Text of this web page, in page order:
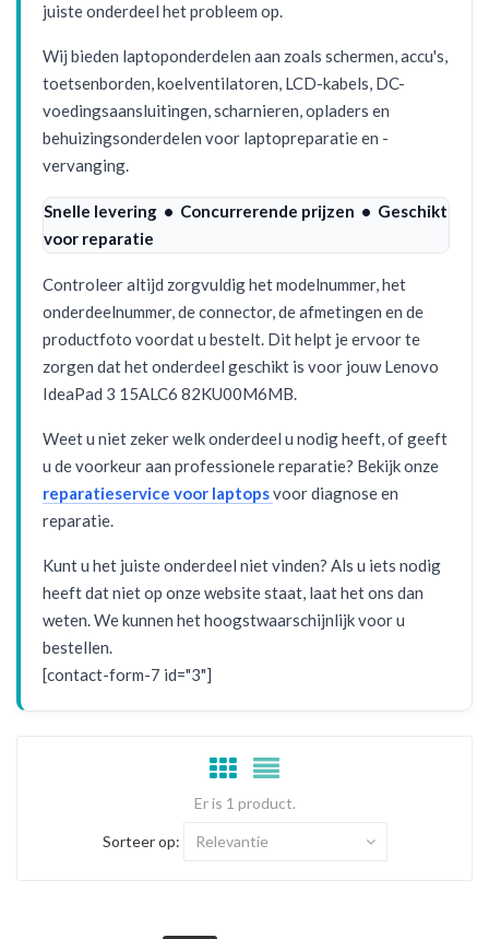
juiste onderdeel het probleem op.
Wij bieden laptoponderdelen aan zoals schermen, accu's,
toetsenborden, koelventilatoren, LCD-kabels, DC-
voedingsaansluitingen, scharnieren, opladers en
behuizingsonderdelen voor laptopreparatie en -
vervanging.
Snelle levering • Concurrerende prijzen • Geschikt
voor reparatie
Controleer altijd zorgvuldig het modelnummer, het
onderdeelnummer, de connector, de afmetingen en de
productfoto voordat u bestelt. Dit helpt je ervoor te
zorgen dat het onderdeel geschikt is voor jouw Lenovo
IdeaPad 3 15ALC6 82KU00M6MB.
Weet u niet zeker welk onderdeel u nodig heeft, of geeft
u de voorkeur aan professionele reparatie? Bekijk onze
reparatieservice voor laptopsvoor diagnose en
reparatie.
Kunt u het juiste onderdeel niet vinden? Als u iets nodig
heeft dat niet op onze website staat, laat het ons dan
weten. We kunnen het hoogstwaarschijnlijk voor u
bestellen.
[contact-form-7 id="3"]
Er is 1 product.
Sorteer op: Relevantie